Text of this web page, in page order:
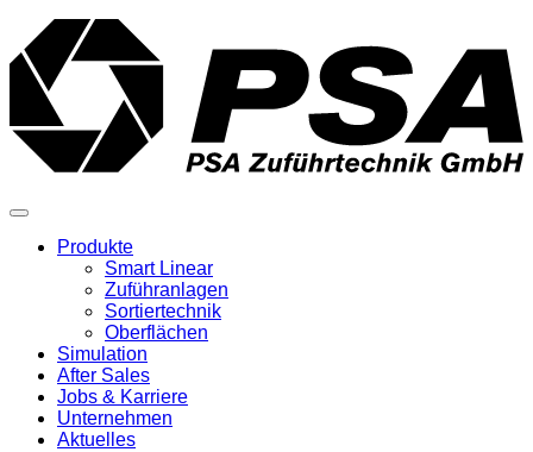
Produkte
Smart Linear
Zuführanlagen
Sortiertechnik
Oberflächen
Simulation
After Sales
Jobs & Karriere
Unternehmen
Aktuelles